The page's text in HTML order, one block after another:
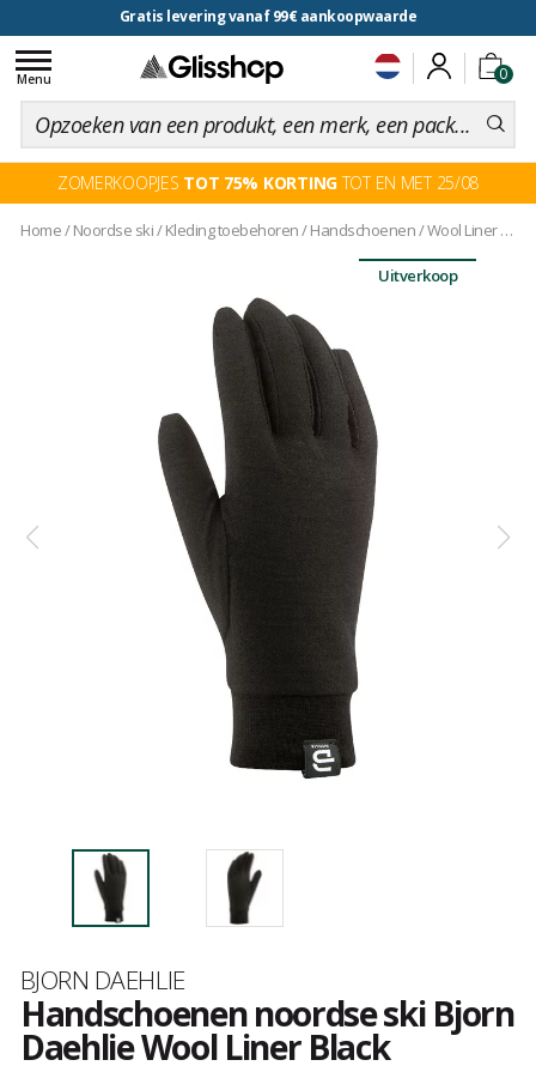
Gratis levering vanaf 99€ aankoopwaarde
voor een 100 dagen inruiling
0
Toggle
navigation
Menu
ZOMERKOOPJES TOT 75% KORTINGTOT EN MET 25/08
Home/ Noordse ski/Kleding toebehoren/Handschoenen/Wool Liner Black
Uitverkoop
Merk
BJORN DAEHLIE
Handschoenen noordse ski Bjorn
Daehlie Wool Liner Black